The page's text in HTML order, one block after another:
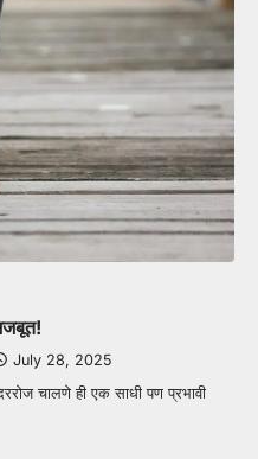
July 28, 2025
चालणे ही एक साधी पण प्रभावी